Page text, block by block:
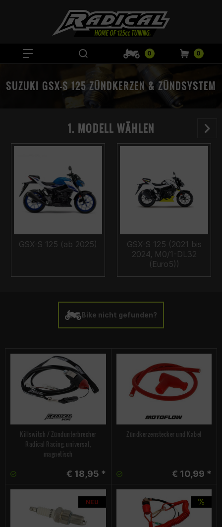
0 0
SUZUKI GSX-S 125 ZÜNDKERZEN & ZÜNDSYSTEM
1. MODELL WÄHLEN
GSX-S 125 (ab 2025)
GSX-S 125 (2021 bis
2024, M0/1-DL32
(Euro5))
Bike nicht gefunden?
Killswitch / Zündunterbrecher
Radical Racing, universal,
magnetisch
€ 18,95 *
Zündkerzenstecker und Kabel
€ 10,99 *
NEU